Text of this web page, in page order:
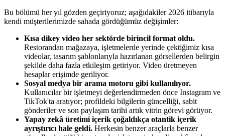
Bu bölümü her yıl gözden geçiriyoruz; aşağıdakiler 2026 itibarıyla
kendi müşterilerimizde sahada gördüğümüz değişimler:
Kısa dikey video her sektörde birincil format oldu.
Restorandan mağazaya, işletmelerde yerinde çektiğimiz kısa
videolar, tasarım şablonlarıyla hazırlanan görsellerden belirgin
şekilde daha fazla etkileşim getiriyor. Video üretmeyen
hesaplar erişimde geriliyor.
Sosyal medya bir arama motoru gibi kullanılıyor.
Kullanıcılar bir işletmeyi değerlendirmeden önce Instagram ve
TikTok'ta aratıyor; profildeki bilgilerin güncelliği, sabit
gönderiler ve son paylaşım tarihi artık vitrin görevi görüyor.
Yapay zekâ üretimi içerik çoğaldıkça otantik içerik
ayrıştırıcı hale geldi. Herkesin benzer araçlarla benzer